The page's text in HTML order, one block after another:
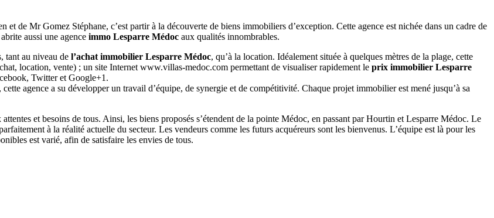
de Mr Gomez Stéphane, c’est partir à la découverte de biens immobiliers d’exception. Cette agence est nichée dans un cadre de
aussi une agence immo Lesparre Médoc aux qualités innombrables.
tant au niveau de l’achat immobilier Lesparre Médoc, qu’à la location. Idéalement située à quelques mètres de la plage, cette
location, vente) ; un site Internet www.villas-medoc.com permettant de visualiser rapidement le prix immobilier Lesparre
Twitter et Google+1.
, cette agence a su développer un travail d’équipe, de synergie et de compétitivité. Chaque projet immobilier est mené jusqu’à sa
et besoins de tous. Ainsi, les biens proposés s’étendent de la pointe Médoc, en passant par Hourtin et Lesparre Médoc. Le
à la réalité actuelle du secteur. Les vendeurs comme les futurs acquéreurs sont les bienvenus. L’équipe est là pour les
est varié, afin de satisfaire les envies de tous.